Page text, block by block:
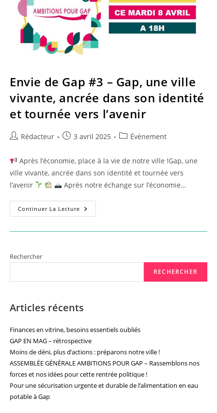
Envie de Gap #3 – Gap, une ville
vivante, ancrée dans son identité
et tournée vers l’avenir
Auteur/autrice
la
publication :
Rédacteur
Publication
3 avril 2025
PostÉvènement
Après l’économie, place à la vie de notre ville !Gap, une
ville vivante, ancrée dans son identité et tournée vers
l’avenir
Après notre échange sur l’économie…
Continuer La Lecture Envie
De
#3
Vivante,
Son
Tournée
Vers
Rechercher
RECHERCHER
Articles récents
Finances en vitrine, besoins essentiels oubliés
GAP EN MAG – rétrospective
Moins de déni, plus d’actions : préparons notre ville !
ASSEMBLÉE GÉNÉRALE AMBITIONS POUR GAP – Rassemblons nos
forces et nos idées pour cette rentrée politique !
Pour une sécurisation urgente et durable de l’alimentation en eau
potable à Gap